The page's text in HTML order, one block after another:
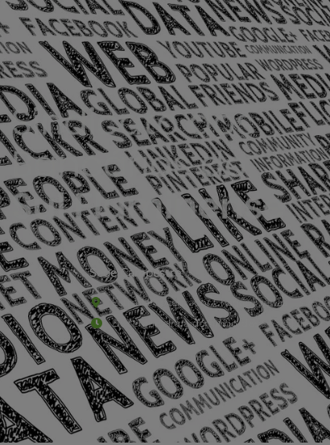
Sede Campestre:
Estrada Governador Chagas Freitas –
De terça-feira a domingo, das 9h às 17h